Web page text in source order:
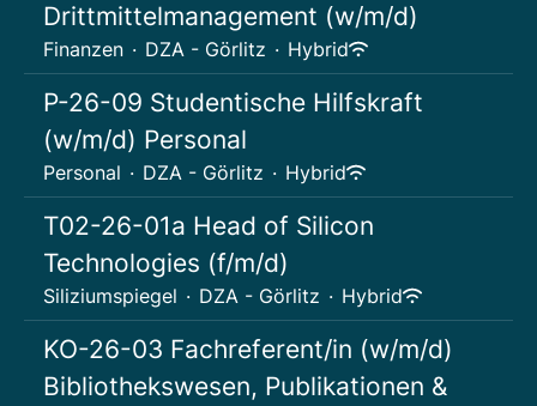
Drittmittelmanagement (w/m/d)
Finanzen · DZA - Görlitz · Hybrid
P-26-09 Studentische Hilfskraft
(w/m/d) Personal
Personal · DZA - Görlitz · Hybrid
T02-26-01a Head of Silicon
Technologies (f/m/d)
Siliziumspiegel · DZA - Görlitz · Hybrid
KO-26-03 Fachreferent/in (w/m/d)
Bibliothekswesen, Publikationen &